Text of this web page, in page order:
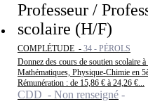
Professeur /
scolaire (H/F)
COMPLÉTUDE - 34 - PÉROLS
Donnez des cours de soutien scolaire
Mathématiques, Physique-Chimie en
Rémunération : de 15,86 € à 24,26 €...
CDD - Non renseigné